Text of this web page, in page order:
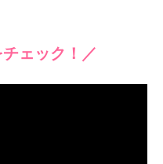
ェック！／